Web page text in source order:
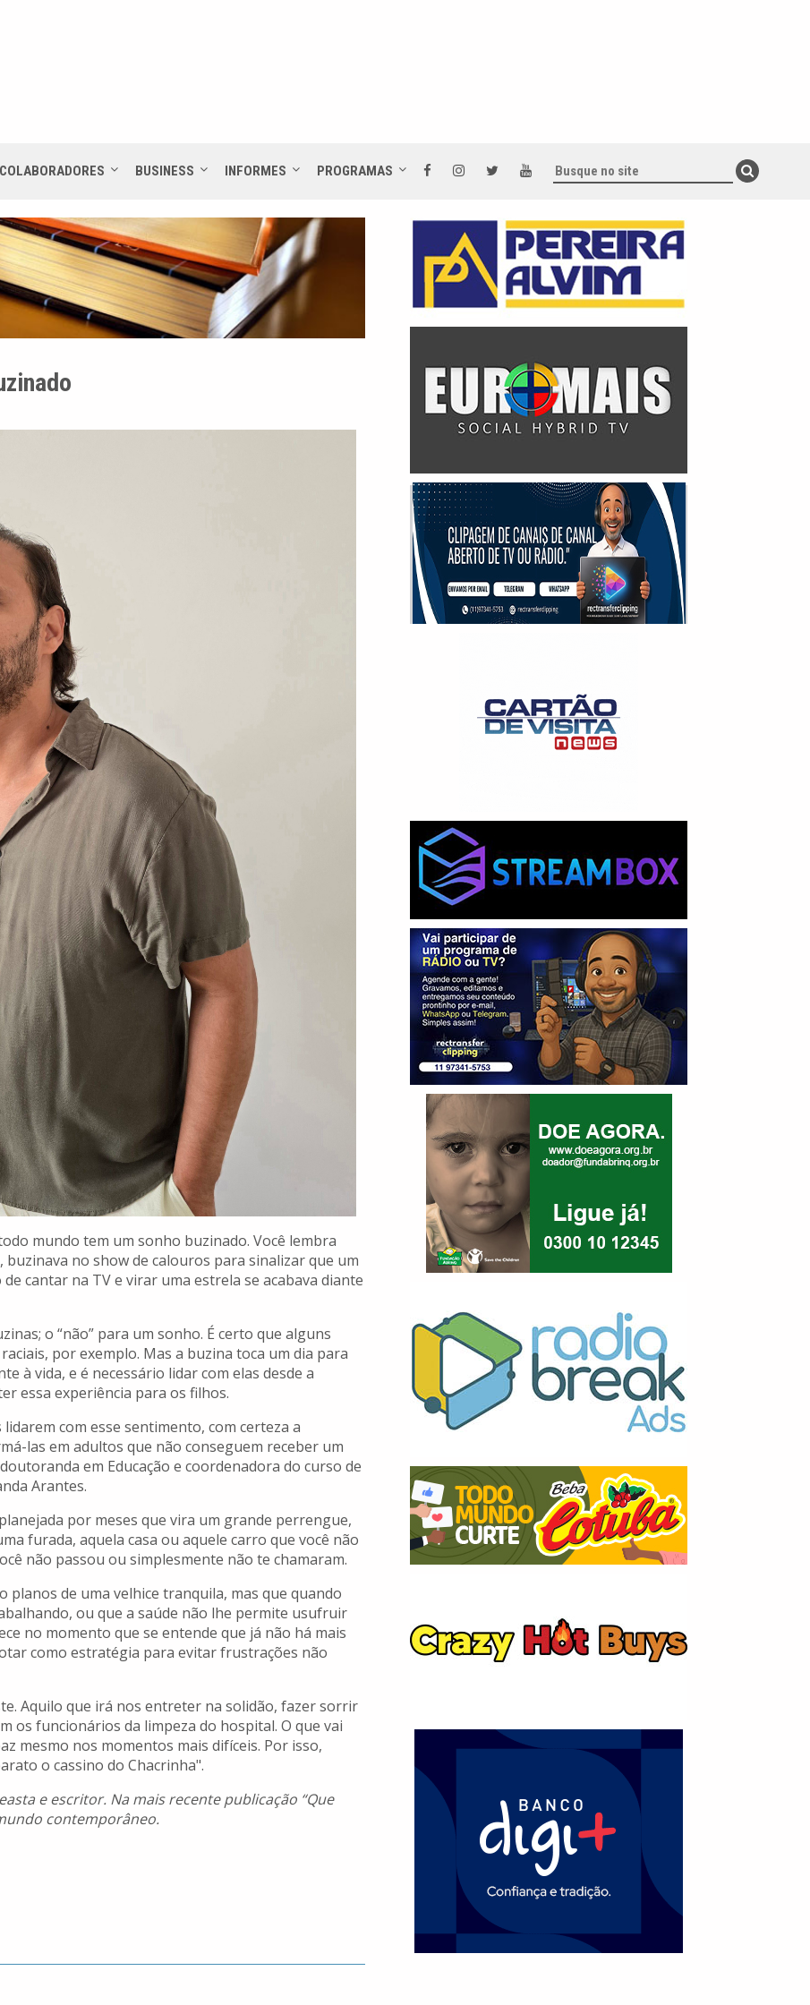
COLABORADORES BUSINESS INFORMES PROGRAMAS
mundo tem um sonho buzinado. Você lembra
buzinava no show de calouros para sinalizar que um
cantar na TV e virar uma estrela se acabava diante
o “não” para um sonho. É certo que alguns
por exemplo. Mas a buzina toca um dia para
à vida, e é necessário lidar com elas desde a
essa experiência para os filhos.
com esse sentimento, com certeza a
las em adultos que não conseguem receber um
em Educação e coordenadora do curso de
Arantes.
por meses que vira um grande perrengue,
furada, aquela casa ou aquele carro que você não
não passou ou simplesmente não te chamaram.
planos de uma velhice tranquila, mas que quando
ou que a saúde não lhe permite usufruir
no momento que se entende que já não há mais
como estratégia para evitar frustrações não
Aquilo que irá nos entreter na solidão, fazer sorrir
os funcionários da limpeza do hospital. O que vai
mesmo nos momentos mais difíceis. Por isso,
o cassino do Chacrinha".
e escritor. Na mais recente publicação “Que
contemporâneo.